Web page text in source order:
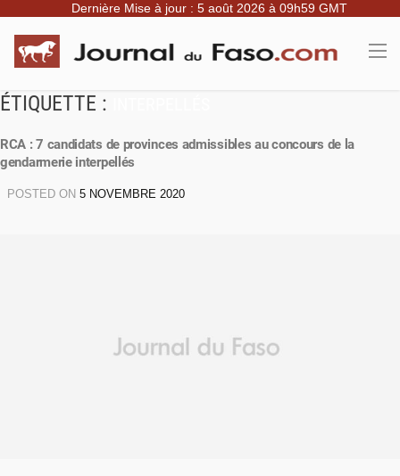
Dernière Mise à jour : 5 août 2026 à 09h59 GMT
ÉTIQUETTE :
RCA : 7 candidats de provinces admissibles au concours de la
gendarmerie interpellés
POSTED ON 5 NOVEMBRE 2020